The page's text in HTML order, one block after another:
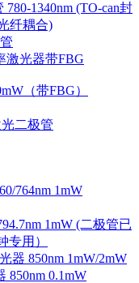
1340nm (TO-can封
纤耦合)
激光器带FBG
（带FBG）
二极管
764nm 1mW
1mW (二极管已
专用）
器 850nm 1mW/2mW
850nm 0.1mW